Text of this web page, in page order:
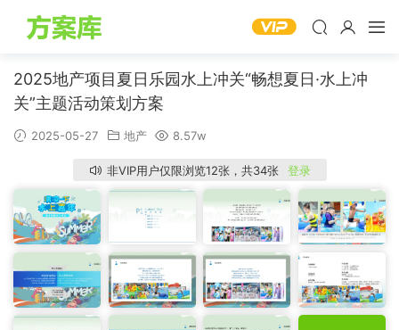
2025地产项目夏日乐园水上冲关“畅想夏日·水上冲
关”主题活动策划方案
2025-05-27 地产 8.57w
非VIP用户仅限浏览12张，共34张 登录